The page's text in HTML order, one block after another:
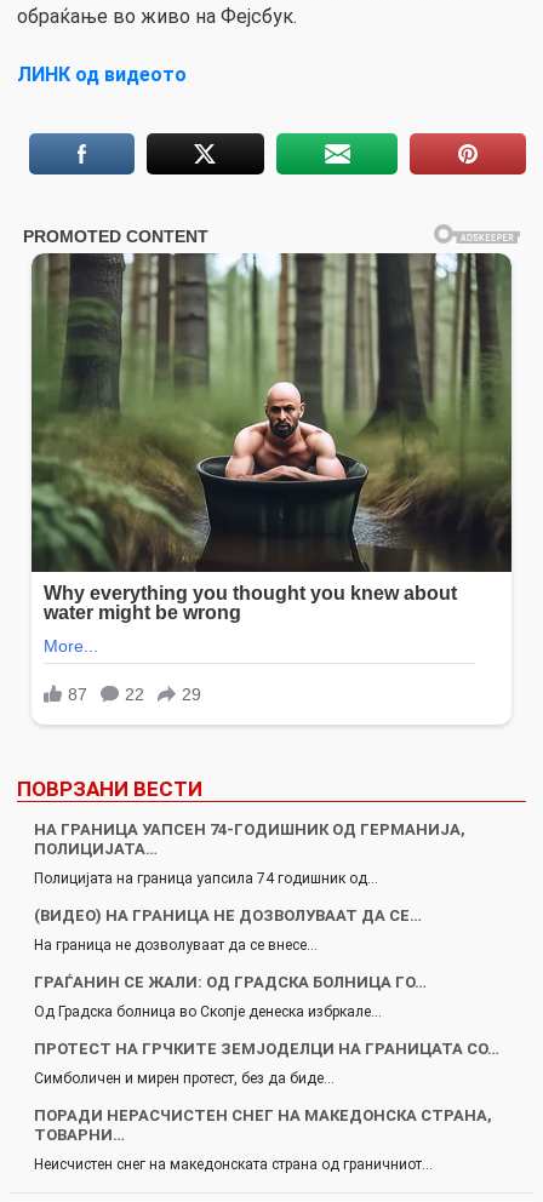
обраќање во живо на Фејсбук.
ЛИНК од видеото
ПОВРЗАНИ ВЕСТИ
НА ГРАНИЦА УАПСЕН 74-ГОДИШНИК ОД ГЕРМАНИЈА,
ПОЛИЦИЈАТА…
Полицијата на граница уапсила 74 годишник од…
(ВИДЕО) НА ГРАНИЦА НЕ ДОЗВОЛУВААТ ДА СЕ…
На граница не дозволуваат да се внесе…
ГРАЃАНИН СЕ ЖАЛИ: ОД ГРАДСКА БОЛНИЦА ГО…
Од Градска болница во Скопје денеска избркале…
ПРОТЕСТ НА ГРЧКИТЕ ЗЕМЈОДЕЛЦИ НА ГРАНИЦАТА СО…
Симболичен и мирен протест, без да биде…
ПОРАДИ НЕРАСЧИСТЕН СНЕГ НА МАКЕДОНСКА СТРАНА,
ТОВАРНИ…
Неисчистен снег на македонската страна од граничниот…